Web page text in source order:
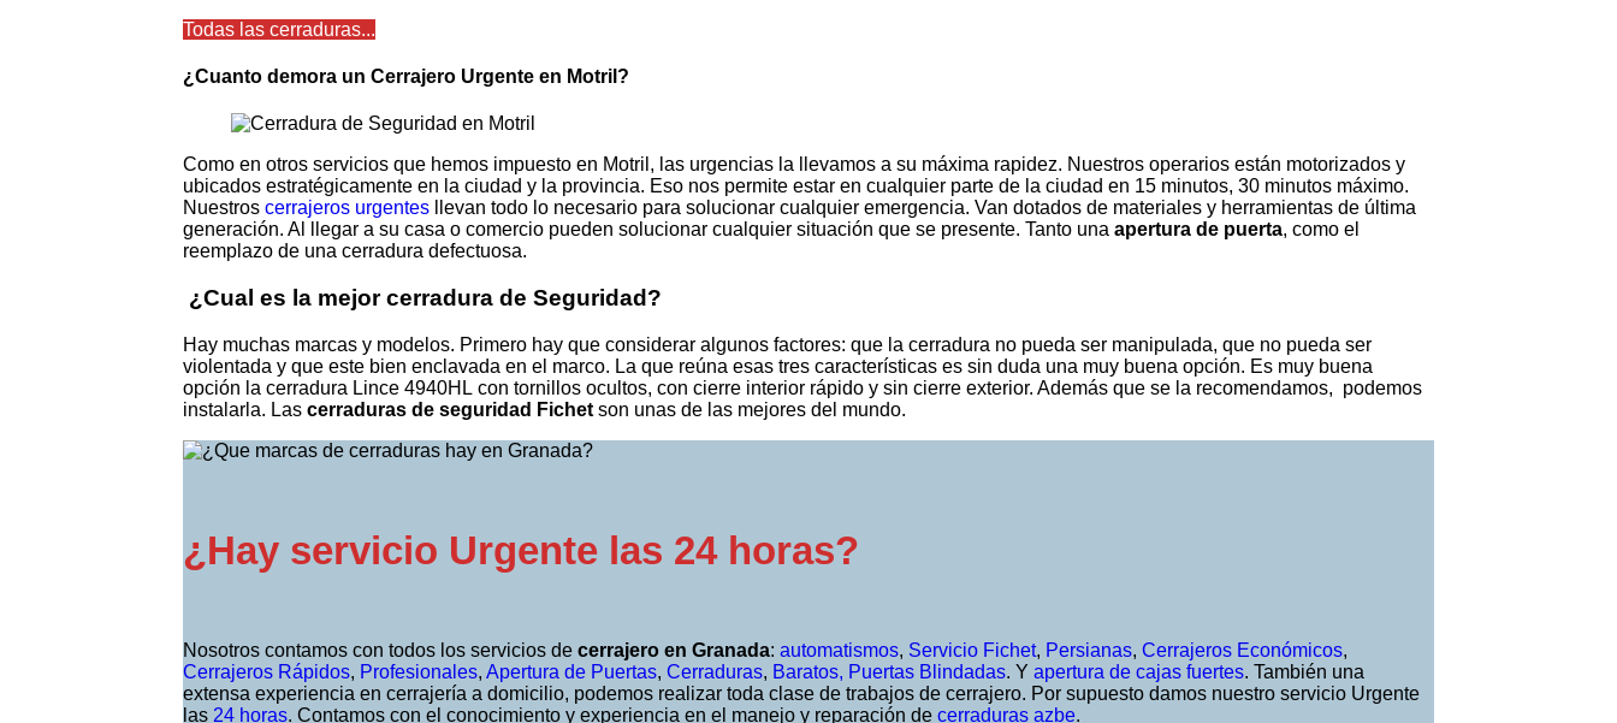
Todas las cerraduras...
¿Cuanto demora un Cerrajero Urgente en Motril?
Como en otros servicios que hemos impuesto en Motril, las urgencias la llevamos a su máxima rapidez. Nuestros operarios están motorizados y
ubicados estratégicamente en la ciudad y la provincia. Eso nos permite estar en cualquier parte de la ciudad en 15 minutos, 30 minutos máximo.
Nuestros cerrajeros urgentes llevan todo lo necesario para solucionar cualquier emergencia. Van dotados de materiales y herramientas de última
generación. Al llegar a su casa o comercio pueden solucionar cualquier situación que se presente. Tanto una apertura de puerta, como el
reemplazo de una cerradura defectuosa.
¿Cual es la mejor cerradura de Seguridad?
Hay muchas marcas y modelos. Primero hay que considerar algunos factores: que la cerradura no pueda ser manipulada, que no pueda ser
violentada y que este bien enclavada en el marco. La que reúna esas tres características es sin duda una muy buena opción. Es muy buena
opción la cerradura Lince 4940HL con tornillos ocultos, con cierre interior rápido y sin cierre exterior. Además que se la recomendamos, podemos
instalarla. Las cerraduras de seguridad Fichet son unas de las mejores del mundo.
¿Hay servicio Urgente las 24 horas?
Nosotros contamos con todos los servicios de cerrajero en Granada: automatismos, Servicio Fichet, Persianas, Cerrajeros Económicos,
Cerrajeros Rápidos, Profesionales, Apertura de Puertas, Cerraduras, Baratos, Puertas Blindadas. Y apertura de cajas fuertes. También una
extensa experiencia en cerrajería a domicilio, podemos realizar toda clase de trabajos de cerrajero. Por supuesto damos nuestro servicio Urgente
las 24 horas. Contamos con el conocimiento y experiencia en el manejo y reparación de cerraduras azbe.